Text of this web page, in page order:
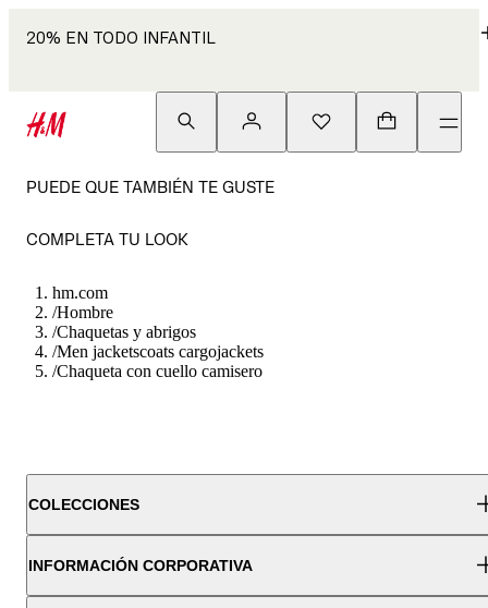
20% EN TODO INFANTIL
PUEDE QUE TAMBIÉN TE GUSTE
COMPLETA TU LOOK
hm.com
/Hombre
/Chaquetas y abrigos
/Men jacketscoats cargojackets
/Chaqueta con cuello camisero
COLECCIONES
INFORMACIÓN CORPORATIVA